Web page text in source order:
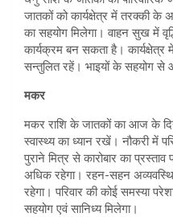
जातकों को कार्यक्षेत्र में तरक्की के
का सहयोग मिलेगा। वाहन सुख में
कार्यक्रम बन सकता है।
सन्तुलित रहें। भाइयों के सहयोग
मकर
मकर राशि के जातकों का आज के
स्वास्थ्य का ध्यान रखें। नौकरी में
पुराने मित्र से कारोबार का प्रस्ताव
अधिक रहेगा। रहन-सहन
रहेगा। परिवार की कोई समस्या
सहयोग एवं सानिध्य मिलेगा।